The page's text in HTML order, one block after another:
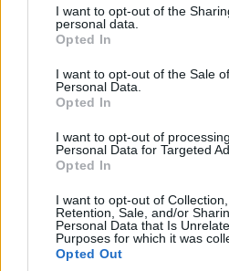
I want to opt-out of the
personal data.
Opted In
I want to opt-out of the Sale
Personal Data.
Opted In
I want to opt-out of
Personal Data for Targeted
Opted In
I want to opt-out of Collection,
Retention, Sale, and/or
Personal Data that Is
Purposes for which it was
Opted Out